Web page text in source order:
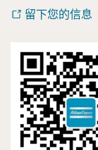
留下您的信息